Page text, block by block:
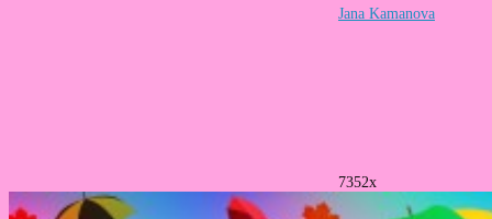
Jana Kamanova
7352x